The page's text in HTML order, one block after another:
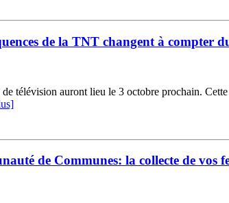
de la TNT changent à compter
télévision auront lieu le 3 octobre prochain.
de Communes: la collecte de vos